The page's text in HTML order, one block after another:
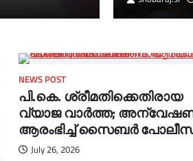
NEWS POST
പി.കെ. ശ്രീമതിക്കെതിരായ
വ്യാജ വാര്‍ത്ത;
ആരംഭിച്ച്‌ സൈബര്‍
July 26, 2026